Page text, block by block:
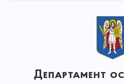
Департамент